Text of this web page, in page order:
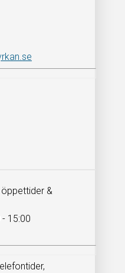
öppettider &
15:00